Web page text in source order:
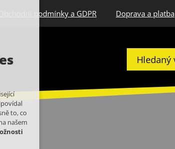
Obchodní podmínky a GDPR Doprava a platba
to, co
našem